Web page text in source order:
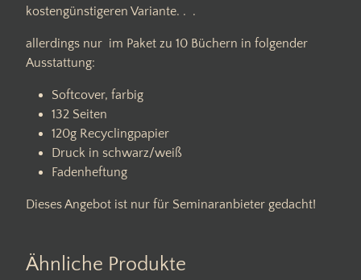
kostengünstigeren Variante. . .
allerdings nur im Paket zu 10 Büchern in folgender
Ausstattung:
Softcover, farbig
132 Seiten
120g Recyclingpapier
Druck in schwarz/weiß
Fadenheftung
Dieses Angebot ist nur für Seminaranbieter gedacht!
Ähnliche Produkte